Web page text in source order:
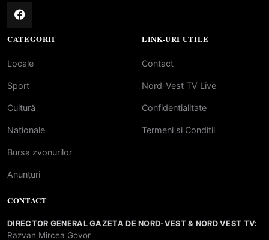
CATEGORII
Locale
Sport
Cultură
Naționale
Bursa zvonurilor
Anunțuri
LINK-URI UTILE
Contact
Nord-Vest TV Live
Confidentialitate
Termeni si Conditii
CONTACT
DIRECTOR GENERAL GAZETA DE NORD-VEST & NORD VEST TV:
Razvan Mircea Govor